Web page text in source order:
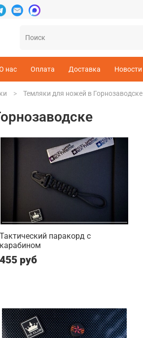
нас Оплата Доставка Новости
Темляки для ножей в Горнозаводске
Тактический паракорд с
карабином
455 руб